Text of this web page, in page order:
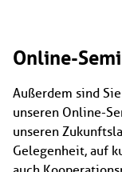
Online-
Außerdem sind
unseren Online-
unseren
Gelegenheit, auf